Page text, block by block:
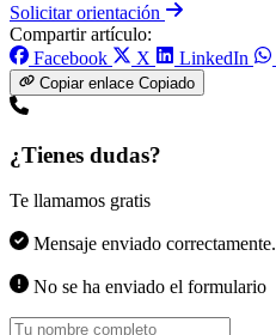
Solicitar orientación
Compartir artículo:
Facebook
X LinkedIn
Copiar enlace Copiado
¿Tienes dudas?
Te llamamos gratis
Mensaje enviado correctamente.
No se ha enviado el formulario